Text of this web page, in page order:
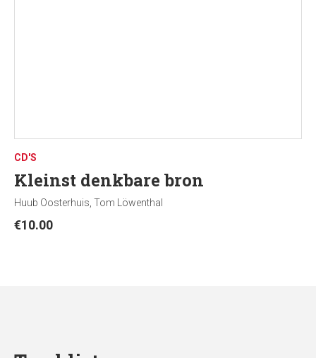
CD'S
Kleinst denkbare bron
Huub Oosterhuis, Tom Löwenthal
€10.00